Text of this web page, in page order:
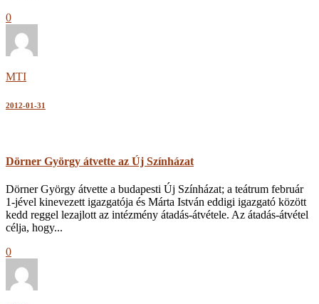
0
MTI
2012-01-31
Dörner György átvette az Új Színházat
Dörner György átvette a budapesti Új Színházat; a teátrum február
1-jével kinevezett igazgatója és Márta István eddigi igazgató között
kedd reggel lezajlott az intézmény átadás-átvétele. Az átadás-átvétel
célja, hogy...
0